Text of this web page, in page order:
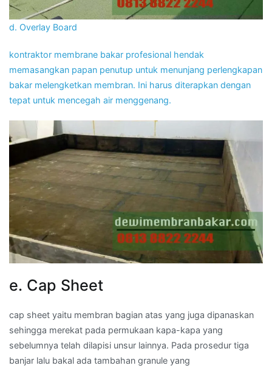
d. Overlay Board
kontraktor membrane bakar profesional hendak
memasangkan papan penutup untuk menunjang perlengkapan
bakar melengketkan membran. Ini harus diterapkan dengan
tepat untuk mencegah air menggenang.
e. Cap Sheet
cap sheet yaitu membran bagian atas yang juga dipanaskan
sehingga merekat pada permukaan kapa-kapa yang
sebelumnya telah dilapisi unsur lainnya. Pada prosedur tiga
banjar lalu bakal ada tambahan granule yang